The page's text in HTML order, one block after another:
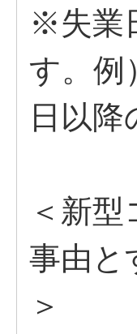
※失業
す。例
日以降
＜新
事由と
＞